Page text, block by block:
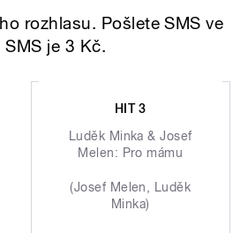
rozhlasu. Pošlete SMS ve
je 3 Kč.
HIT 3
Luděk Minka & Josef
Melen: Pro mámu
(Josef Melen, Luděk
Minka)